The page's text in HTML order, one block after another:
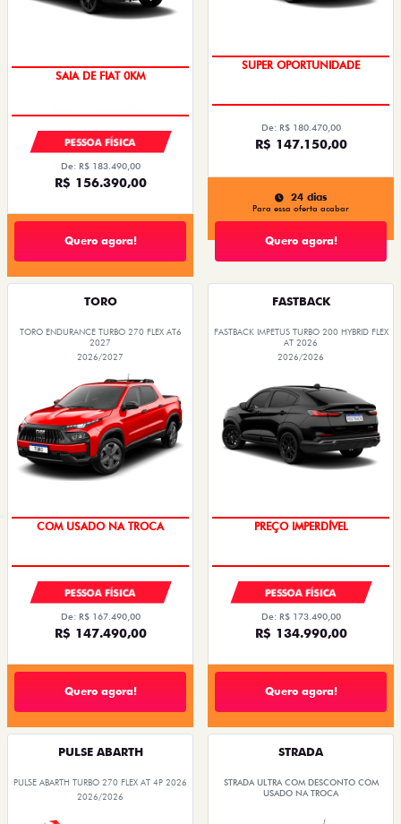
SAIA DE FIAT 0KM
PESSOA FÍSICA
De: R$ 183.490,00
R$ 156.390,00
Quero agora!
SUPER OPORTUNIDADE
De: R$ 180.470,00
R$ 147.150,00
24 dias
Para essa oferta acabar
Quero agora!
TORO
TORO ENDURANCE TURBO 270 FLEX AT6
2027
2026/2027
COM USADO NA TROCA
PESSOA FÍSICA
De: R$ 167.490,00
R$ 147.490,00
Quero agora!
FASTBACK
FASTBACK IMPETUS TURBO 200 HYBRID FLEX
AT 2026
2026/2026
PREÇO IMPERDÍVEL
PESSOA FÍSICA
De: R$ 173.490,00
R$ 134.990,00
Quero agora!
PULSE ABARTH
PULSE ABARTH TURBO 270 FLEX AT 4P 2026
2026/2026
STRADA
STRADA ULTRA COM DESCONTO COM
USADO NA TROCA